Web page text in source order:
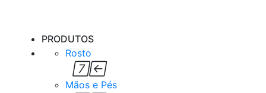
PRODUTOS
Rosto

Mãos e Pés